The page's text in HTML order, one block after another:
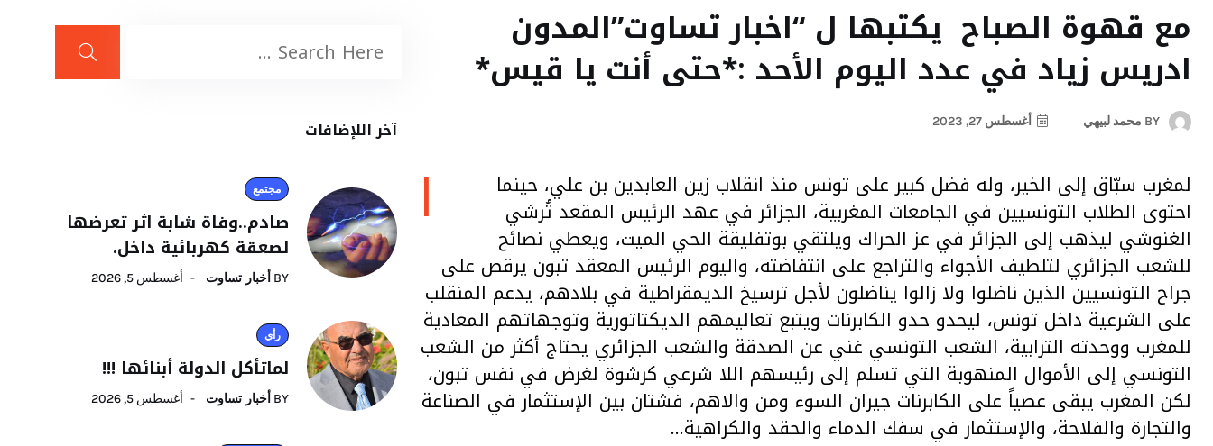
مع قهوة الصباح يكتبها ل “اخبار تساوت”المدون
ادريس زياد في عدد اليوم الأحد :*حتى أنت يا قيس*
BY محمد لبيهي أغسطس 27, 2023
ا لمغرب سبّاق إلى الخير، وله فضل كبير على تونس منذ انقلاب زين العابدين بن علي، حينما
احتوى الطلاب التونسيين في الجامعات المغربية، الجزائر في عهد الرئيس المقعد تُرشي
الغنوشي ليذهب إلى الجزائر في عز الحراك ويلتقي بوتفليقة الحي الميت، ويعطي نصائح
للشعب الجزائري لتلطيف الأجواء والتراجع على انتفاضته، واليوم الرئيس المعقد تبون يرقص على
جراح التونسيين الذين ناضلوا ولا زالوا يناضلون لأجل ترسيخ الديمقراطية في بلادهم، يدعم المنقلب
على الشرعية داخل تونس، ليحدو حدو الكابرنات ويتبع تعاليمهم الديكتاتورية وتوجهاتهم المعادية
للمغرب ووحدته الترابية، الشعب التونسي غني عن الصدقة والشعب الجزائري يحتاج أكثر من الشعب
التونسي إلى الأموال المنهوبة التي تسلم إلى رئيسهم اللا شرعي كرشوة لغرض في نفس تبون،
لكن المغرب يبقى عصياً على الكابرنات جيران السوء ومن والاهم، فشتان بين الإستثمار في الصناعة
والتجارة والفلاحة، والإستثمار في سفك الدماء والحقد والكراهية…
آخر اللإضافات
مجتمع
صادم..وفاة شابة اثر تعرضها
لصعقة كهربائية داخل.
BY أخبار تساوت أغسطس 5, 2026
رأي
لماتأكل الدولة أبنائها !!!
BY أخبار تساوت أغسطس 5, 2026